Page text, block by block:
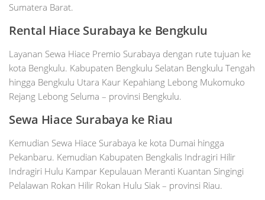
Sumatera Barat.
Rental Hiace Surabaya ke Bengkulu
Layanan Sewa Hiace Premio Surabaya dengan rute tujuan ke
kota Bengkulu. Kabupaten Bengkulu Selatan Bengkulu Tengah
hingga Bengkulu Utara Kaur Kepahiang Lebong Mukomuko
Rejang Lebong Seluma – provinsi Bengkulu.
Sewa Hiace Surabaya ke Riau
Kemudian Sewa Hiace Surabaya ke kota Dumai hingga
Pekanbaru. Kemudian Kabupaten Bengkalis Indragiri Hilir
Indragiri Hulu Kampar Kepulauan Meranti Kuantan Singingi
Pelalawan Rokan Hilir Rokan Hulu Siak – provinsi Riau.